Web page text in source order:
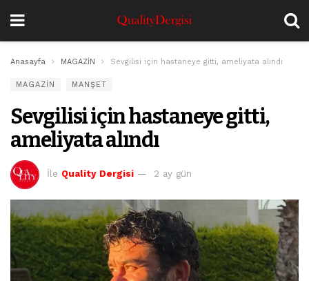
Anasayfa MAGAZİN Sevgilisi için hastaneye gitti, ameliyata alındı
MAGAZİN MANŞET
Sevgilisi için hastaneye gitti,
ameliyata alındı
İle Quality Dergisi 2 ay gün